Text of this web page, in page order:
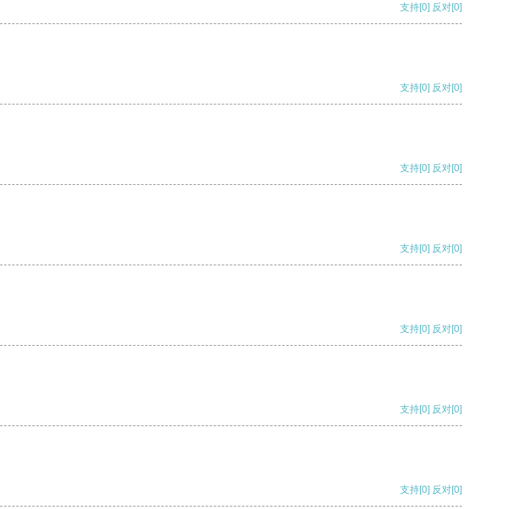
支持[0] 反对[0]
支持[0] 反对[0]
支持[0] 反对[0]
支持[0] 反对[0]
支持[0] 反对[0]
支持[0] 反对[0]
支持[0] 反对[0]